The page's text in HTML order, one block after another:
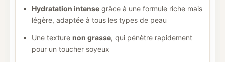
Hydratation intense grâce à une formule riche mais
légère, adaptée à tous les types de peau
Une texture non grasse, qui pénètre rapidement
pour un toucher soyeux